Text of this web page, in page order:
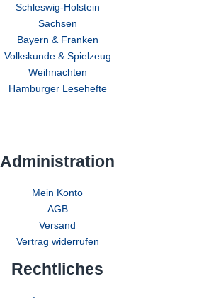
Schleswig-Holstein
Sachsen
Bayern & Franken
Volkskunde & Spielzeug
Weihnachten
Hamburger Lesehefte
Administration
Mein Konto
AGB
Versand
Vertrag widerrufen
Rechtliches